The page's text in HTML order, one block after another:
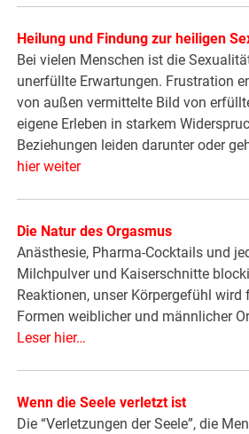
Heilung und Findung zur heiligen
Bei vielen Menschen ist die
unerfüllte Erwartungen. Frustration
von außen vermittelte Bild von
eigene Erleben in starkem
Beziehungen leiden darunter oder
hier weiter
Die Natur des Orgasmus
Anästhesie, Pharma-Cocktails und
Milchpulver und Kaiserschnitte
Reaktionen, unser Körpergefühl wird
Formen weiblicher und männlicher
Leser hier…
Wenn die Seele verletzt ist
Die “Verletzungen der Seele”, die